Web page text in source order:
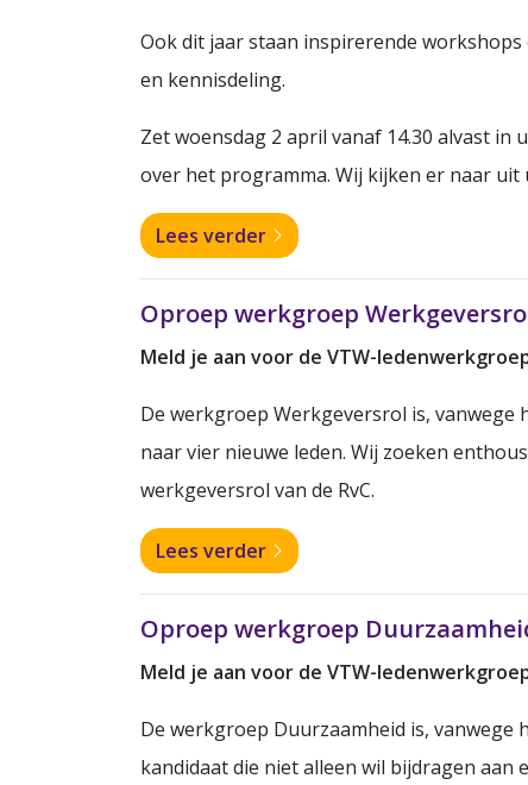
Ook dit jaar staan inspirerende
en kennisdeling.
Zet woensdag 2 april vanaf 14.30 alvast
over het programma. Wij kijken er naar uit
Lees verder
Oproep werkgroep
Meld je aan voor de VTW-
De werkgroep Werkgeversrol is, vanwege
naar vier nieuwe leden. Wij zoeken
werkgeversrol van de RvC.
Lees verder
Oproep werkgroep
Meld je aan voor de VTW-
De werkgroep Duurzaamheid is, vanwege
kandidaat die niet alleen wil bijdragen aan